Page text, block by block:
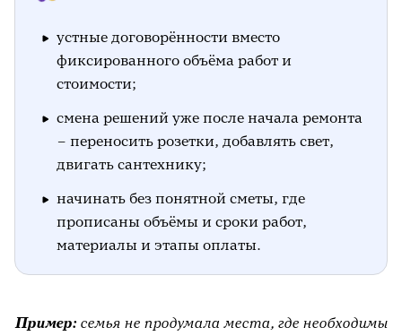
устные договорённости вместо
фиксированного объёма работ и
стоимости;
смена решений уже после начала ремонта
– переносить розетки, добавлять свет,
двигать сантехнику;
начинать без понятной сметы, где
прописаны объёмы и сроки работ,
материалы и этапы оплаты.
Пример:семья не продумала места, где необходимы